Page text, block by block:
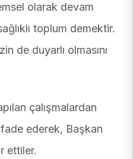
olarak devam
toplum demektir.
de duyarlı olmasını
çalışmalardan
ederek, Başkan
ettiler.